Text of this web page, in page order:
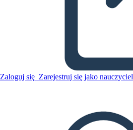
Zaloguj się Zarejestruj się jako nauczyciel